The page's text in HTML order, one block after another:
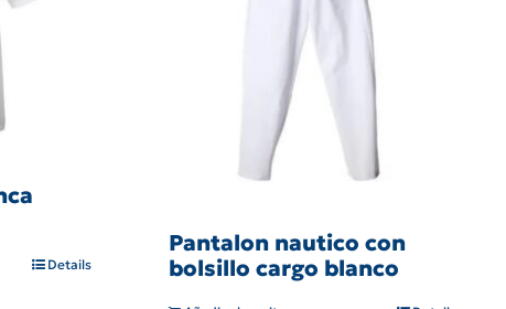
Details
Pantalon nautico con
bolsillo cargo blanco